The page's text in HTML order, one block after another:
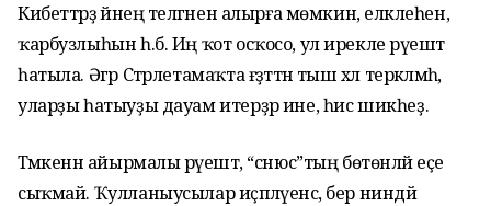
Кибеттәрҙә йәнең теләгәнен алырға мөмкин, еләклеһен,
ҡарбузлыһын һ.б. Иң ҡот осҡосо, ул ирекле рәүештә
һатыла. Әгәр Стәрлетамаҡта ғәҙәттән тыш хәл теркәлмәһә,
уларҙы һатыуҙы дауам итерҙәр ине, һис шикһеҙ.
Тәмәкенән айырмалы рәүештә, “снюс”тың бөтөнләй еҫе
сыҡмай. Ҡулланыусылар иҫәпләүенсә, бер ниндәй